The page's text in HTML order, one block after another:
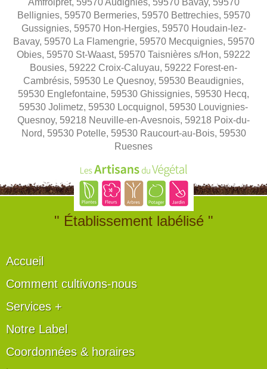
Bellignies, 59570 Bermeries, 59570 Bettrechies, 59570
Gussignies, 59570 Hon-Hergies, 59570 Houdain-lez-
Bavay, 59570 La Flamengrie, 59570 Mecquignies, 59570
Obies, 59570 St-Waast, 59570 Taisnières s/Hon, 59222
Bousies, 59222 Croix-Caluyau, 59222 Forest-en-
Cambrésis, 59530 Le Quesnoy, 59530 Beaudignies,
59530 Englefontaine, 59530 Ghissignies, 59530 Hecq,
59530 Jolimetz, 59530 Locquignol, 59530 Louvignies-
Quesnoy, 59218 Neuville-en-Avesnois, 59218 Poix-du-
Nord, 59530 Potelle, 59530 Raucourt-au-Bois, 59530
Ruesnes
" Établissement labélisé "
Accueil
Comment cultivons-nous
Services +
Notre Label
Coordonnées & horaires